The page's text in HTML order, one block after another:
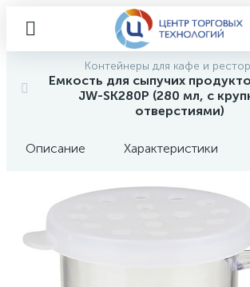
Контейнеры для кафе и
Емкость для сыпучих
JW-SK280P (280 мл, с
отверстиями)
Описание Характеристики